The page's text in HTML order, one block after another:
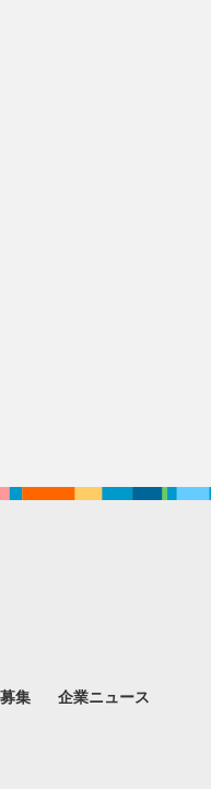
集 企業ニュース